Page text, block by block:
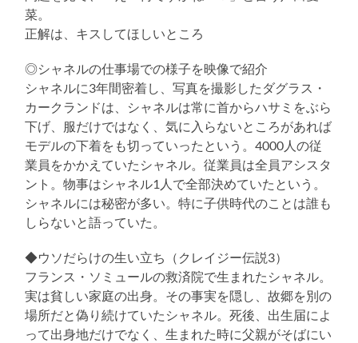
菜。
正解は、キスしてほしいところ
◎シャネルの仕事場での様子を映像で紹介
シャネルに3年間密着し、写真を撮影したダグラス・
カークランドは、シャネルは常に首からハサミをぶら
下げ、服だけではなく、気に入らないところがあれば
モデルの下着をも切っていったという。4000人の従
業員をかかえていたシャネル。従業員は全員アシスタ
ント。物事はシャネル1人で全部決めていたという。
シャネルには秘密が多い。特に子供時代のことは誰も
しらないと語っていた。
◆ウソだらけの生い立ち（クレイジー伝説3）
フランス・ソミュールの救済院で生まれたシャネル。
実は貧しい家庭の出身。その事実を隠し、故郷を別の
場所だと偽り続けていたシャネル。死後、出生届によ
って出身地だけでなく、生まれた時に父親がそばにい